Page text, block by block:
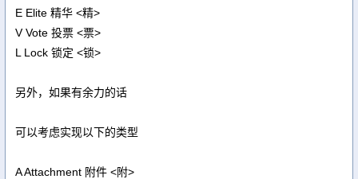
E Elite 精华 <精>
V Vote 投票 <票>
L Lock 锁定 <锁>
另外，如果有余力的话
可以考虑实现以下的类型
A Attachment 附件 <附>